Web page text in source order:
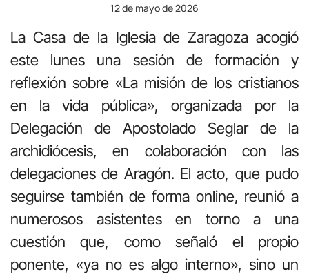
12 de mayo de 2026
La Casa de la Iglesia de Zaragoza acogió
este lunes una sesión de formación y
reflexión sobre «La misión de los cristianos
en la vida pública», organizada por la
Delegación de Apostolado Seglar de la
archidiócesis, en colaboración con las
delegaciones de Aragón. El acto, que pudo
seguirse también de forma online, reunió a
numerosos asistentes en torno a una
cuestión que, como señaló el propio
ponente, «ya no es algo interno», sino un